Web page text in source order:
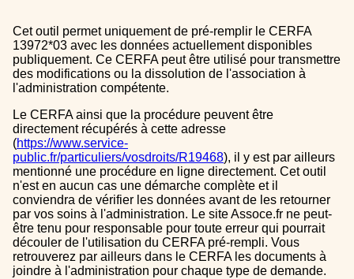
Cet outil permet uniquement de pré-remplir le CERFA
13972*03 avec les données actuellement disponibles
publiquement. Ce CERFA peut être utilisé pour transmettre
des modifications ou la dissolution de l'association à
l'administration compétente.
Le CERFA ainsi que la procédure peuvent être
directement récupérés à cette adresse
(https://www.service-
public.fr/particuliers/vosdroits/R19468), il y est par ailleurs
mentionné une procédure en ligne directement. Cet outil
n'est en aucun cas une démarche complète et il
conviendra de vérifier les données avant de les retourner
par vos soins à l'administration. Le site Assoce.fr ne peut-
être tenu pour responsable pour toute erreur qui pourrait
découler de l'utilisation du CERFA pré-rempli. Vous
retrouverez par ailleurs dans le CERFA les documents à
joindre à l'administration pour chaque type de demande.